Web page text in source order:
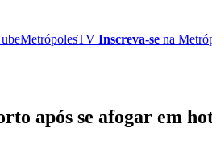
MetrópolesTV Inscreva-se na
após se afogar em